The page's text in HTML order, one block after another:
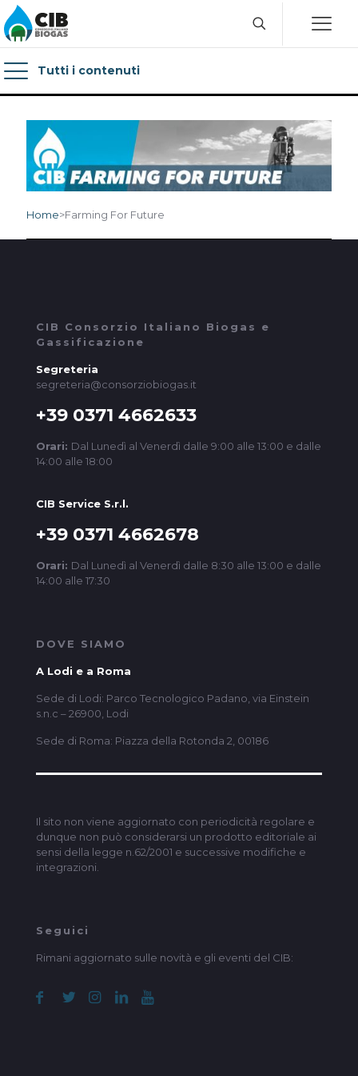
Tutti i contenuti
Home>Farming For Future
CIB Consorzio Italiano Biogas e
Gassificazione
Segreteria
segreteria@consorziobiogas.it
+39 0371 4662633
Orari: Dal Lunedì al Venerdì dalle 9:00 alle 13:00 e dalle
14:00 alle 18:00
CIB Service S.r.l.
+39 0371 4662678
Orari: Dal Lunedì al Venerdì dalle 8:30 alle 13:00 e dalle
14:00 alle 17:30
DOVE SIAMO
A Lodi e a Roma
Sede di Lodi: Parco Tecnologico Padano, via Einstein
s.n.c – 26900, Lodi
Sede di Roma: Piazza della Rotonda 2, 00186
Il sito non viene aggiornato con periodicità regolare e
dunque non può considerarsi un prodotto editoriale ai
sensi della legge n.62/2001 e successive modifiche e
integrazioni.
Seguici
Rimani aggiornato sulle novità e gli eventi del CIB: